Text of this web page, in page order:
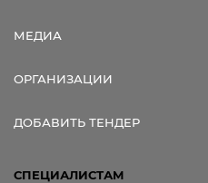
МЕДИА
ОРГАНИЗАЦИИ
ДОБАВИТЬ ТЕНДЕР
СПЕЦИАЛИСТАМ